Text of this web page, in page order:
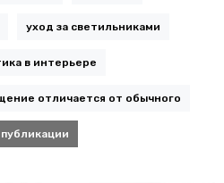
уход за светильниками
в интерьере
отличается от обычного